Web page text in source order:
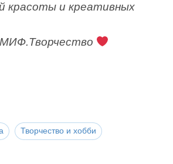
красоты и креативных
Творчество и хобби